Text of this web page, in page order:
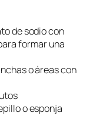
de sodio con
formar una
o áreas con
o esponja